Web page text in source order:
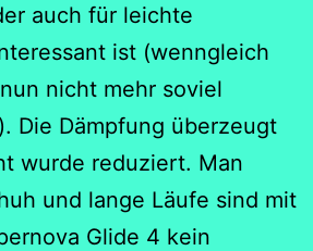
auch für leichte
ist (wenngleich
nicht mehr soviel
Die Dämpfung überzeugt
wurde reduziert. Man
und lange Läufe sind mit
Glide 4 kein